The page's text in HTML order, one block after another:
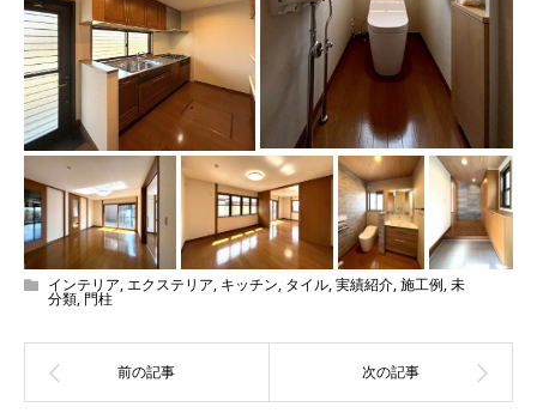
インテリア,エクステリア, キッチン, タイル,実績紹介,施工例,未
分類,門柱